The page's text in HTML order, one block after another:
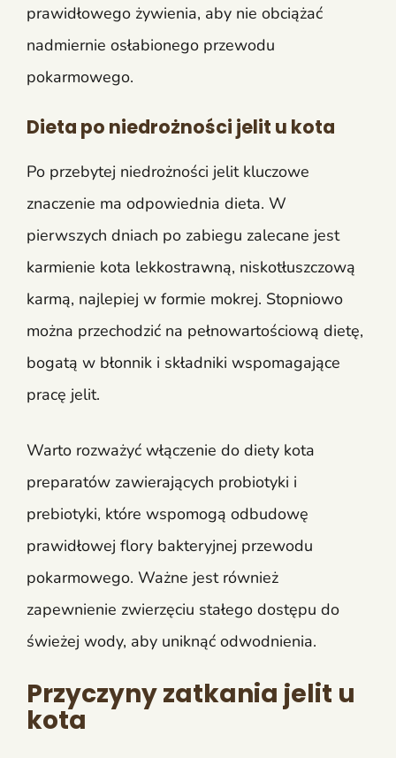
prawidłowego żywienia, aby nie obciążać
nadmiernie osłabionego przewodu
pokarmowego.
Dieta po niedrożności jelit u kota
Po przebytej niedrożności jelit kluczowe
znaczenie ma odpowiednia dieta. W
pierwszych dniach po zabiegu zalecane jest
karmienie kota lekkostrawną, niskotłuszczową
karmą, najlepiej w formie mokrej. Stopniowo
można przechodzić na pełnowartościową dietę,
bogatą w błonnik i składniki wspomagające
pracę jelit.
Warto rozważyć włączenie do diety kota
preparatów zawierających probiotyki i
prebiotyki, które wspomogą odbudowę
prawidłowej flory bakteryjnej przewodu
pokarmowego. Ważne jest również
zapewnienie zwierzęciu stałego dostępu do
świeżej wody, aby uniknąć odwodnienia.
Przyczyny zatkania jelit u
kota